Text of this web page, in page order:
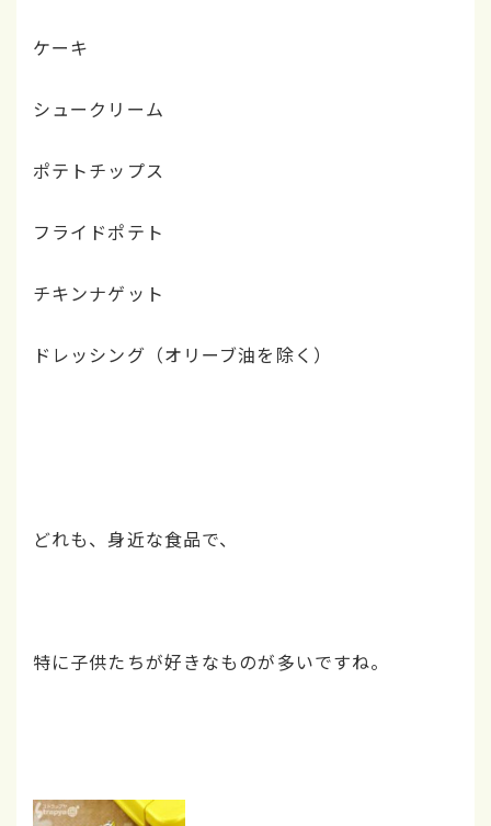
ケーキ
シュークリーム
ポテトチップス
フライドポテト
チキンナゲット
ドレッシング（オリーブ油を除く）
どれも、身近な食品で、
特に子供たちが好きなものが多いですね。